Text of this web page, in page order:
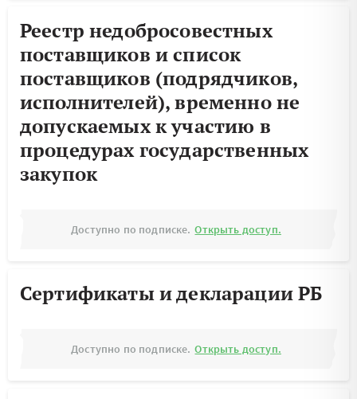
Реестр недобросовестных
поставщиков и список
поставщиков (подрядчиков,
исполнителей), временно не
допускаемых к участию в
процедурах государственных
закупок
Доступно по подписке. Открыть доступ.
Сертификаты и декларации РБ
Доступно по подписке. Открыть доступ.